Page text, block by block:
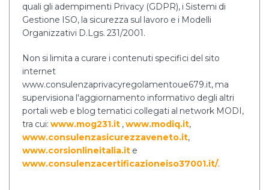
quali gli adempimenti Privacy (GDPR), i Sistemi di
Gestione ISO, la sicurezza sul lavoro e i Modelli
Organizzativi D.Lgs. 231/2001.
Non si limita a curare i contenuti specifici del sito
internet
www.consulenzaprivacyregolamentoue679.it, ma
supervisiona l'aggiornamento informativo degli altri
portali web e blog tematici collegati al network MODI,
tra cui: www.mog231.it ,www.modiq.it,
www.consulenzasicurezzaveneto.it,
www.corsionlineitalia.it e
www.consulenzacertificazioneiso37001.it/.